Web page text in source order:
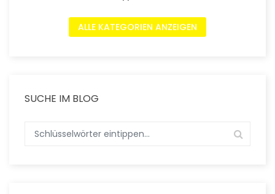
ALLE KATEGORIEN ANZEIGEN
SUCHE IM BLOG